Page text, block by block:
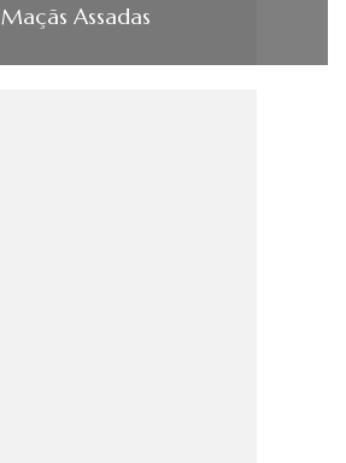
Maçãs Assadas